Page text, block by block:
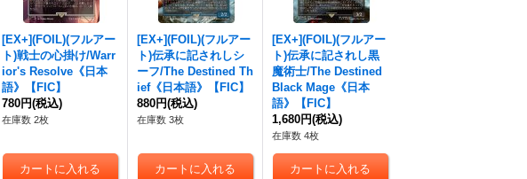
[EX+](FOIL)(フルアー
ト)戦士の心掛け/Warr
ior's Resolve《日本
語》【FIC】
780円(税込)
在庫数 2枚
[EX+](FOIL)(フルアー
ト)伝承に記されしシ
ーフ/The Destined Th
ief《日本語》【FIC】
880円(税込)
在庫数 3枚
[EX+](FOIL)(フルアー
ト)伝承に記されし黒
魔術士/The Destined
Black Mage《日本
語》【FIC】
1,680円(税込)
在庫数 4枚